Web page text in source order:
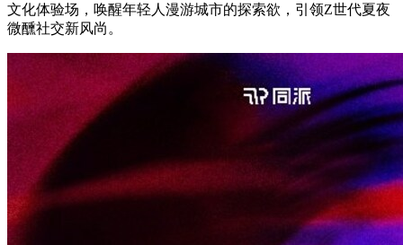
文化体验场，唤醒年轻人漫游城市的探索欲，引领Z世代夏夜
微醺社交新风尚。